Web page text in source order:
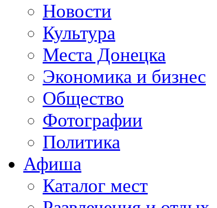
Новости
Культура
Места Донецка
Экономика и бизнес
Общество
Фотографии
Политика
Афиша
Каталог мест